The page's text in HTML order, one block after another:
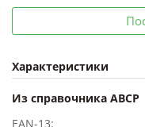
Характеристики
Из справочника ABCP
EAN-13: